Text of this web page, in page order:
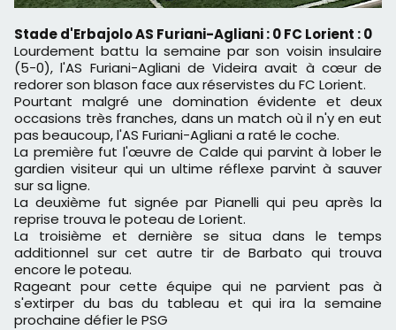
Stade d'Erbajolo AS Furiani-Agliani : 0 FC Lorient : 0
Lourdement battu la semaine par son voisin insulaire
(5-0), l'AS Furiani-Agliani de Videira avait à cœur de
redorer son blason face aux réservistes du FC Lorient.
Pourtant malgré une domination évidente et deux
occasions très franches, dans un match où il n'y en eut
pas beaucoup, l'AS Furiani-Agliani a raté le coche.
La première fut l'œuvre de Calde qui parvint à lober le
gardien visiteur qui un ultime réflexe parvint à sauver
sur sa ligne.
La deuxième fut signée par Pianelli qui peu après la
reprise trouva le poteau de Lorient.
La troisième et dernière se situa dans le temps
additionnel sur cet autre tir de Barbato qui trouva
encore le poteau.
Rageant pour cette équipe qui ne parvient pas à
s'extirper du bas du tableau et qui ira la semaine
prochaine défier le PSG